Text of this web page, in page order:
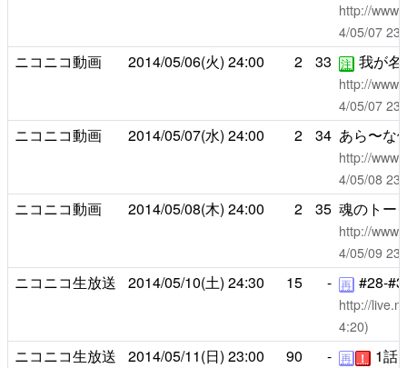
http://
4/05/07
ニコニコ動画 2014/05/06(火) 24:00 2 33 注 我が名
http://
4/05/07
ニコニコ動画 2014/05/07(水) 24:00 2 34 あら〜な
http://
4/05/08
ニコニコ動画 2014/05/08(木) 24:00 2 35 魂のトー
http://
4/05/09
ニコニコ生放送 2014/05/10(土) 24:30 15 - 再 #28-
http://
4:20)
ニコニコ生放送 2014/05/11(日) 23:00 90 - 再 ！ 1話